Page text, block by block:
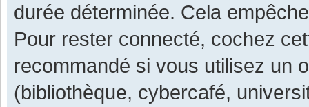
durée déterminée. Cela
Pour rester connecté, cochez
recommandé si vous utilisez un
(bibliothèque, cybercafé,